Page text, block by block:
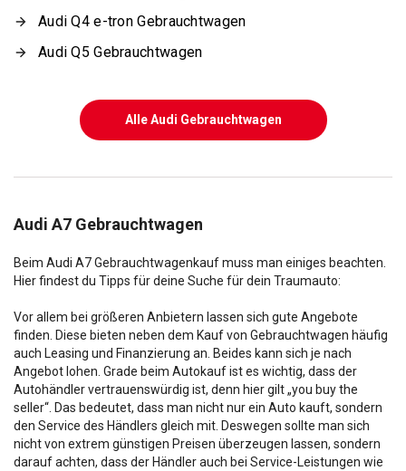
Audi Q4 e-tron Gebrauchtwagen
Audi Q5 Gebrauchtwagen
Alle Audi Gebrauchtwagen
Audi A7 Gebrauchtwagen
Beim Audi A7 Gebrauchtwagenkauf muss man einiges beachten.
Hier findest du Tipps für deine Suche für dein Traumauto:
Vor allem bei größeren Anbietern lassen sich gute Angebote
finden. Diese bieten neben dem Kauf von Gebrauchtwagen häufig
auch Leasing und Finanzierung an. Beides kann sich je nach
Angebot lohen. Grade beim Autokauf ist es wichtig, dass der
Autohändler vertrauenswürdig ist, denn hier gilt „you buy the
seller“. Das bedeutet, dass man nicht nur ein Auto kauft, sondern
den Service des Händlers gleich mit. Deswegen sollte man sich
nicht von extrem günstigen Preisen überzeugen lassen, sondern
darauf achten, dass der Händler auch bei Service-Leistungen wie